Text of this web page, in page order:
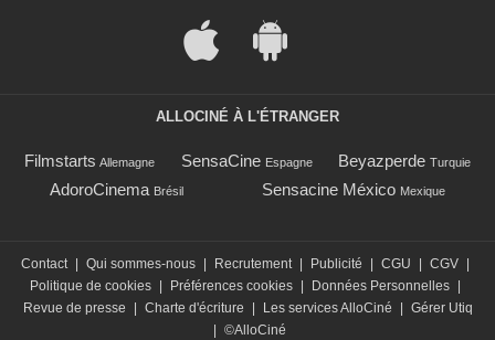
ALLOCINÉ À L'ÉTRANGER
Filmstarts Allemagne SensaCine Espagne Beyazperde Turquie
AdoroCinema Brésil Sensacine México Mexique
Contact Qui sommes-nous Recrutement Publicité CGU CGV
Politique de cookies
Préférences cookies Données Personnelles
Revue de presse
Charte d'écriture Les services AlloCiné
Gérer Utiq
©AlloCiné